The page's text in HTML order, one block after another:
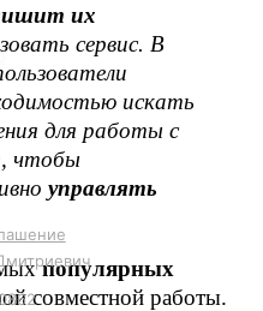
их
сервис. В
искать
для работы с
чтобы
управлять
популярных
совместной работы.